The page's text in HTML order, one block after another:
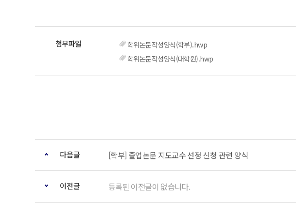
학위논문작성양식(학부).hwp
학위논문작성양식(대학원).hwp
다음글 [학부] 졸업논문 지도교수 선정 신청 관련 양식
이전글 등록된 이전글이 없습니다.